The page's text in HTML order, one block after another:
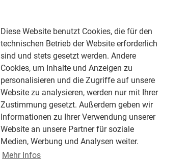
Diese Website benutzt Cookies, die für den
technischen Betrieb der Website erforderlich
sind und stets gesetzt werden. Andere
Cookies, um Inhalte und Anzeigen zu
personalisieren und die Zugriffe auf unsere
Website zu analysieren, werden nur mit Ihrer
Zustimmung gesetzt. Außerdem geben wir
Informationen zu Ihrer Verwendung unserer
Website an unsere Partner für soziale
Medien, Werbung und Analysen weiter.
Mehr Infos